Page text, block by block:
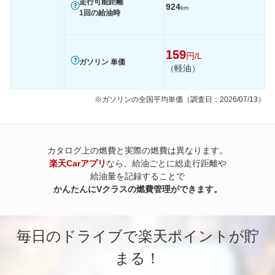
走行可能距離
1回の給油時
924km
ガソリン 単価
159円/L
（軽油）
※ガソリンの全国平均単価（調査日：2026/07/13）
カタログ上の燃費と実際の燃費は異なります。
楽天Carアプリ なら、給油ごとに総走行距離や
給油量を記録することで
かんたんにVクラスの燃費管理ができます。
毎日のドライブで楽天ポイントが貯
まる！